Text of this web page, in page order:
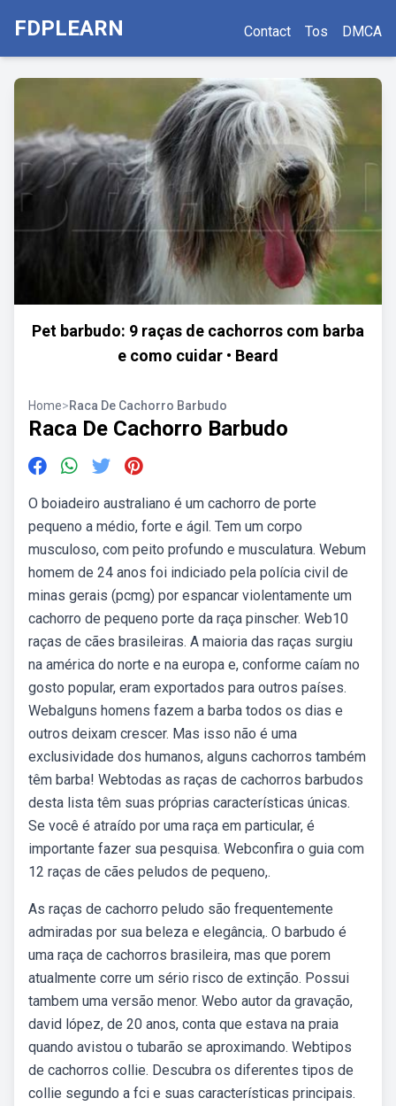
FDPLEARN Contact Tos DMCA
Pet barbudo: 9 raças de cachorros com barba
e como cuidar • Beard
Home>Raca De Cachorro Barbudo
Raca De Cachorro Barbudo
O boiadeiro australiano é um cachorro de porte
pequeno a médio, forte e ágil. Tem um corpo
musculoso, com peito profundo e musculatura. Webum
homem de 24 anos foi indiciado pela polícia civil de
minas gerais (pcmg) por espancar violentamente um
cachorro de pequeno porte da raça pinscher. Web10
raças de cães brasileiras. A maioria das raças surgiu
na américa do norte e na europa e, conforme caíam no
gosto popular, eram exportados para outros países.
Webalguns homens fazem a barba todos os dias e
outros deixam crescer. Mas isso não é uma
exclusividade dos humanos, alguns cachorros também
têm barba! Webtodas as raças de cachorros barbudos
desta lista têm suas próprias características únicas.
Se você é atraído por uma raça em particular, é
importante fazer sua pesquisa. Webconfira o guia com
12 raças de cães peludos de pequeno,.
As raças de cachorro peludo são frequentemente
admiradas por sua beleza e elegância,. O barbudo é
uma raça de cachorros brasileira, mas que porem
atualmente corre um sério risco de extinção. Possui
tambem uma versão menor. Webo autor da gravação,
david lópez, de 20 anos, conta que estava na praia
quando avistou o tubarão se aproximando. Webtipos
de cachorros collie. Descubra os diferentes tipos de
collie segundo a fci e suas características principais.